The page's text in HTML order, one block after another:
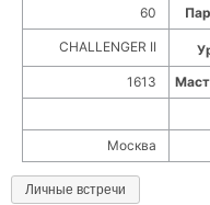
60
CHALLENGER II
1613
Москва
Личные встречи